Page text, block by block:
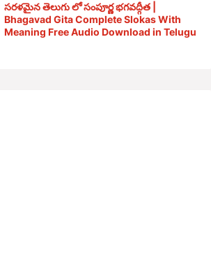
సరళమైన తెలుగు లో సంపూర్ణ భగవద్గీత |
Bhagavad Gita Complete Slokas With
Meaning Free Audio Download in Telugu